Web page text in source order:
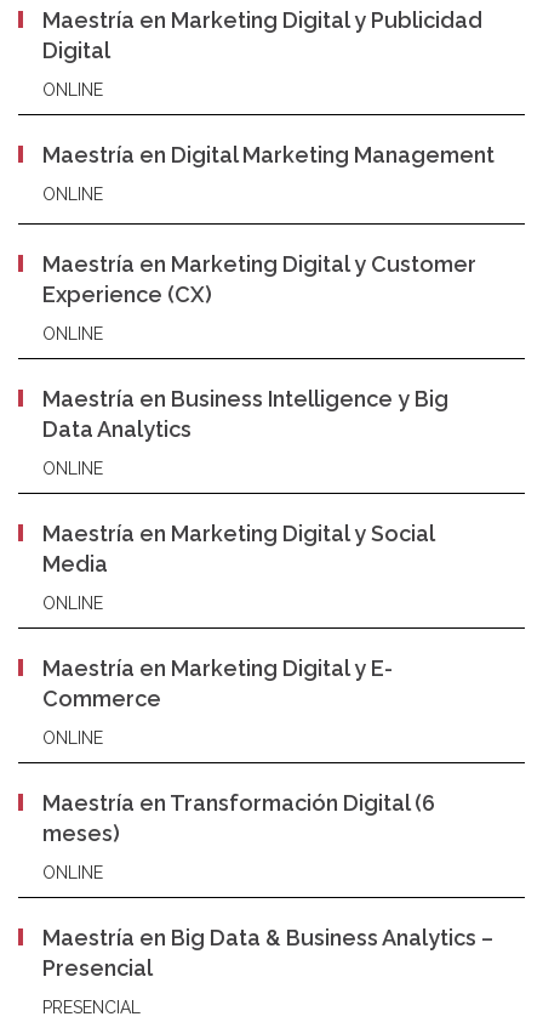
Maestría en Marketing Digital y Publicidad
Digital
ONLINE
Maestría en Digital Marketing Management
ONLINE
Maestría en Marketing Digital y Customer
Experience (CX)
ONLINE
Maestría en Business Intelligence y Big
Data Analytics
ONLINE
Maestría en Marketing Digital y Social
Media
ONLINE
Maestría en Marketing Digital y E-
Commerce
ONLINE
Maestría en Transformación Digital (6
meses)
ONLINE
Maestría en Big Data & Business Analytics –
Presencial
PRESENCIAL